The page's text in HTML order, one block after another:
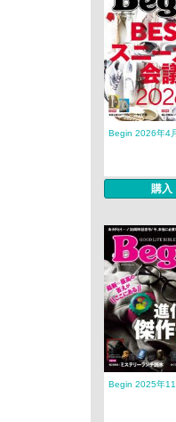
Begin 2026年4
購入
Begin 2025年